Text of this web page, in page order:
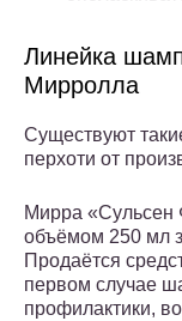
Линейка
Мирролла
Существуют
перхоти от
Мирра «Сульсен
объёмом 250 мл
Продаётся
первом случае
профилактики,